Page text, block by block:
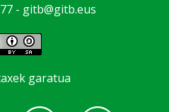
- gitb@gitb.eus
garatua